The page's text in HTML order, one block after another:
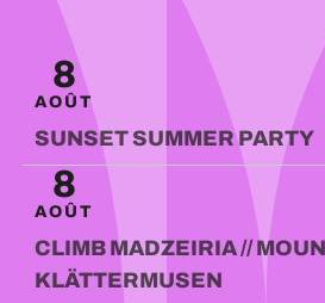
8
AOÛT
SUNSET SUMMER PARTY
8
AOÛT
CLIMB MADZEIRIA //
KLÄTTERMUSEN